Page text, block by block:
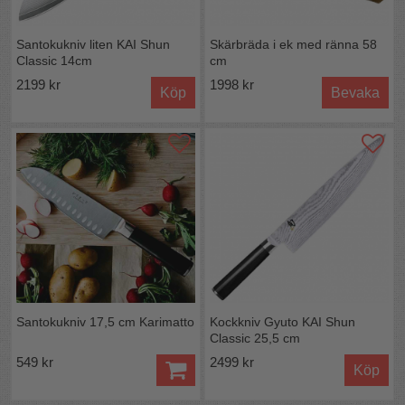
Mått:
Skölj av kniven direkt, använd gärna handdiskmedel,
torka av kniven noga efter rengöring.
Förvaring:
Gärna på magnetlist eller i knivblock för att
Förslagsvis med porslinsbryne,
diamantbryne eller slipsten.
Alla knivar i KAI:S wasabiserie hittar du här:
Santokukniv liten KAI Shun
Classic 14cm
2199 kr
Köp
Skärbräda i ek med ränna 58
cm
1998 kr
Bevaka
Santokukniv 17,5 cm Karimatto
549 kr
Kockkniv Gyuto KAI Shun
Classic 25,5 cm
2499 kr
Köp